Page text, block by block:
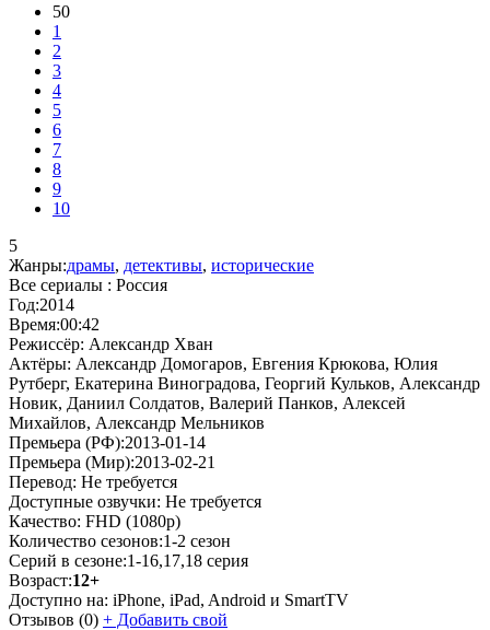
50
1
2
3
4
5
6
7
8
9
10
5
Жанры:драмы, детективы, исторические
Все сериалы : Россия
Год:2014
Время:00:42
Режиссёр: Александр Хван
Актёры: Александр Домогаров, Евгения Крюкова, Юлия
Рутберг, Екатерина Виноградова, Георгий Кульков, Александр
Новик, Даниил Солдатов, Валерий Панков, Алексей
Михайлов, Александр Мельников
Премьера (РФ):2013-01-14
Премьера (Мир):2013-02-21
Перевод: Не требуется
Доступные озвучки: Не требуется
Качество: FHD (1080p)
Количество сезонов:1-2 сезон
Серий в сезоне:1-16,17,18 серия
Возраст:12+
Доступно на: iPhone, iPad, Android и SmartTV
Отзывов (0) + Добавить свой